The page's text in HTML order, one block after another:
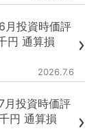
月投資時価評
円 通算損
2026.7.6
月投資時価評
円 通算損